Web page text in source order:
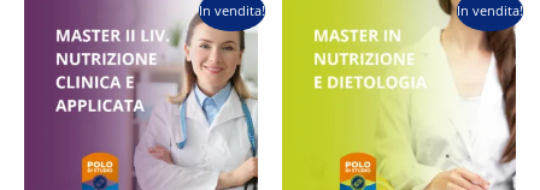
In vendita!
prezzo
originale
era:
€2.800,00.
prezzo
attuale
è:
€1.700,00.
In vendita!
prezzo
originale
era:
€4.500,00.
prezzo
attuale
€3.000,00.